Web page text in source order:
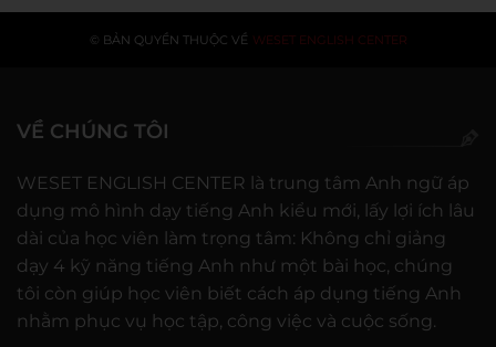
© BẢN QUYỀN THUỘC VỀ WESET ENGLISH CENTER
VỀ CHÚNG TÔI
WESET ENGLISH CENTER là trung tâm Anh ngữ áp
dụng mô hình dạy tiếng Anh kiểu mới, lấy lợi ích lâu
dài của học viên làm trọng tâm: Không chỉ giảng
dạy 4 kỹ năng tiếng Anh như một bài học, chúng
tôi còn giúp học viên biết cách áp dụng tiếng Anh
nhằm phục vụ học tập, công việc và cuộc sống.